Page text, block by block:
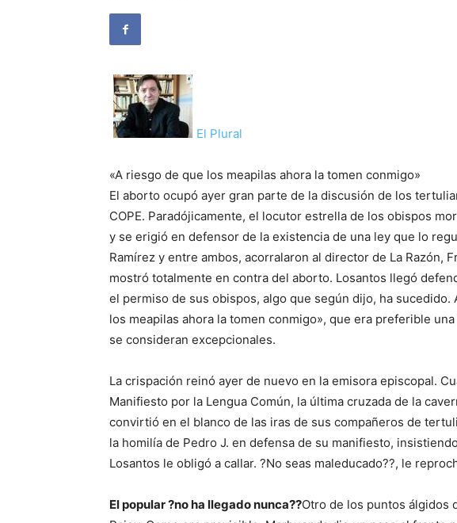
El Plural
«A riesgo de que los meapilas ahora la tomen conmigo»
El aborto ocupó ayer gran parte de la discusión de los
COPE. Paradójicamente, el locutor estrella de los obispos
y se erigió en defensor de la existencia de una ley que lo
Ramírez y entre ambos, acorralaron al director de La Razón,
mostró totalmente en contra del aborto. Losantos llegó
el permiso de sus obispos, algo que según dijo, ha sucedido.
los meapilas ahora la tomen conmigo», que era preferible
se consideran excepcionales.
La crispación reinó ayer de nuevo en la emisora episcopal.
Manifiesto por la Lengua Común, la última cruzada de la
convirtió en el blanco de las iras de sus compañeros de
la homilía de Pedro J. en defensa de su manifiesto,
Losantos le obligó a callar. ?No seas maleducado??, le
El popular ?no ha llegado nunca??Otro de los puntos álgidos